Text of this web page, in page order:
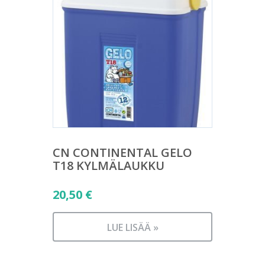
CN CONTINENTAL GELO
T18 KYLMÄLAUKKU
20,50 €
LUE LISÄÄ »